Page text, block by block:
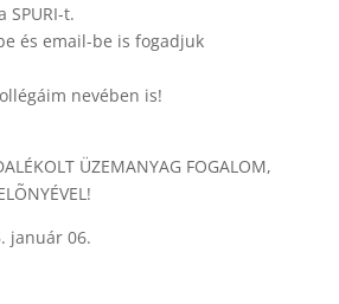
SPURI-t.
és email-be is fogadjuk
nevében is!
ÜZEMANYAG FOGALOM,
január 06.